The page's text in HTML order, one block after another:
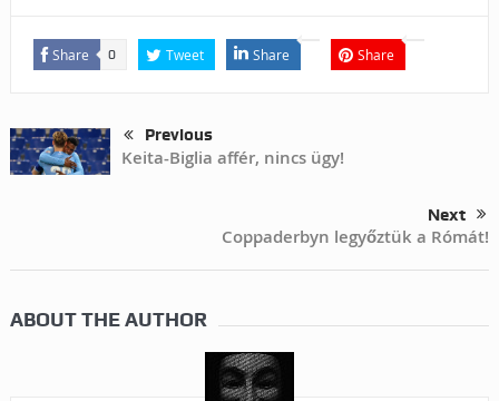
Share 0 Tweet Share Share
Previous
Keita-Biglia affér, nincs ügy!
Next
Coppaderbyn legyőztük a Rómát!
ABOUT THE AUTHOR